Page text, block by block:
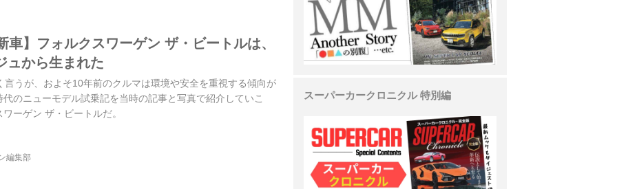
車】フォルクスワーゲン ザ・ビートルは、
ュから生まれた
言うが、およそ10年前のクルマは環境や安全を重視する傾向が
のニューモデル試乗記を当時の記事と写真で紹介していこ
ーゲン ザ・ビートルだ。
編集部
スーパーカークロニクル 特別編